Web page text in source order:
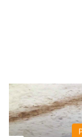
Partei /